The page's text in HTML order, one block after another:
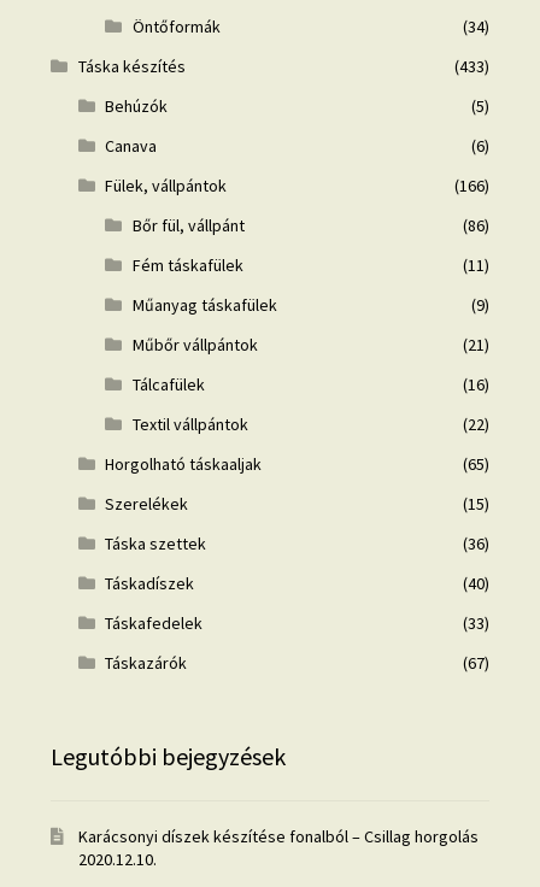
Öntőformák
(34)
Táska készítés
(433)
Behúzók
(5)
Canava
(6)
Fülek, vállpántok
(166)
Bőr fül, vállpánt
(86)
Fém táskafülek
(11)
Műanyag táskafülek
(9)
Műbőr vállpántok
(21)
Tálcafülek
(16)
Textil vállpántok
(22)
Horgolható táskaaljak
(65)
Szerelékek
(15)
Táska szettek
(36)
Táskadíszek
(40)
Táskafedelek
(33)
Táskazárók
(67)
Legutóbbi bejegyzések
Karácsonyi díszek készítése fonalból – Csillag horgolás
2020.12.10.